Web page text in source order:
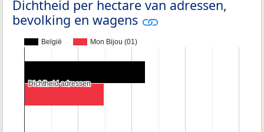
Dichtheid per hectare van adressen,
bevolking en wagens
België Mon Bijou (01)
Dichtheid adressen
Dichtheid adressen